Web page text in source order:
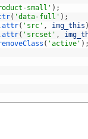
small' ) ;
( 'data-full' ) ;
attr( 'src' , img_this )
attr( 'srcset' ,
( 'active' ) ;